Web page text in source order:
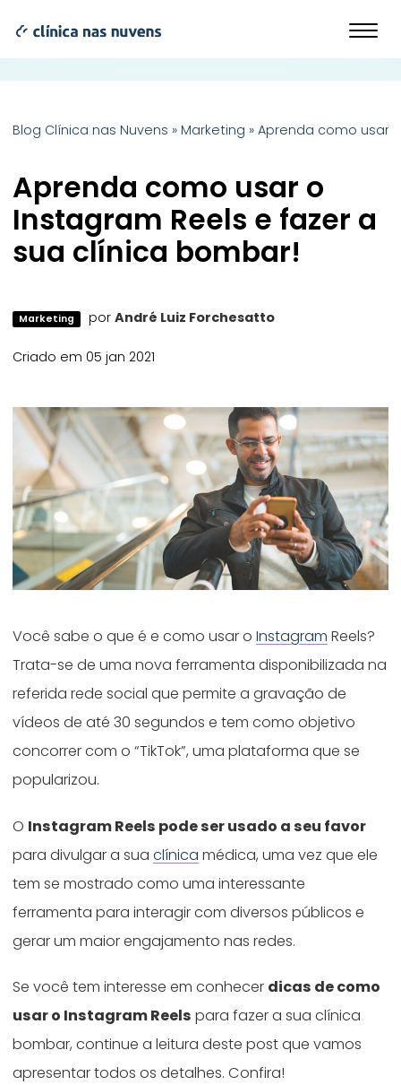
Blog Clínica nas Nuvens » Marketing »Aprenda como usar
Aprenda como usar o
Instagram Reels e fazer a
sua clínica bombar!
Marketing por André Luiz Forchesatto
Criado em 05 jan 2021
Você sabe o que é e como usar oInstagram Reels?
Trata-se de uma nova ferramenta disponibilizada na
referida rede social que permite a gravação de
vídeos de até 30 segundos e tem como objetivo
concorrer com o “TikTok”, uma plataforma que se
popularizou.
O Instagram Reels pode ser usado a seu favor
para divulgar a suaclínica médica, uma vez que ele
tem se mostrado como uma interessante
ferramenta para interagir com diversos públicos e
gerar um maior engajamento nas redes.
Se você tem interesse em conhecer dicas de como
usar o Instagram Reels para fazer a sua clínica
bombar, continue a leitura deste post que vamos
apresentar todos os detalhes. Confira!